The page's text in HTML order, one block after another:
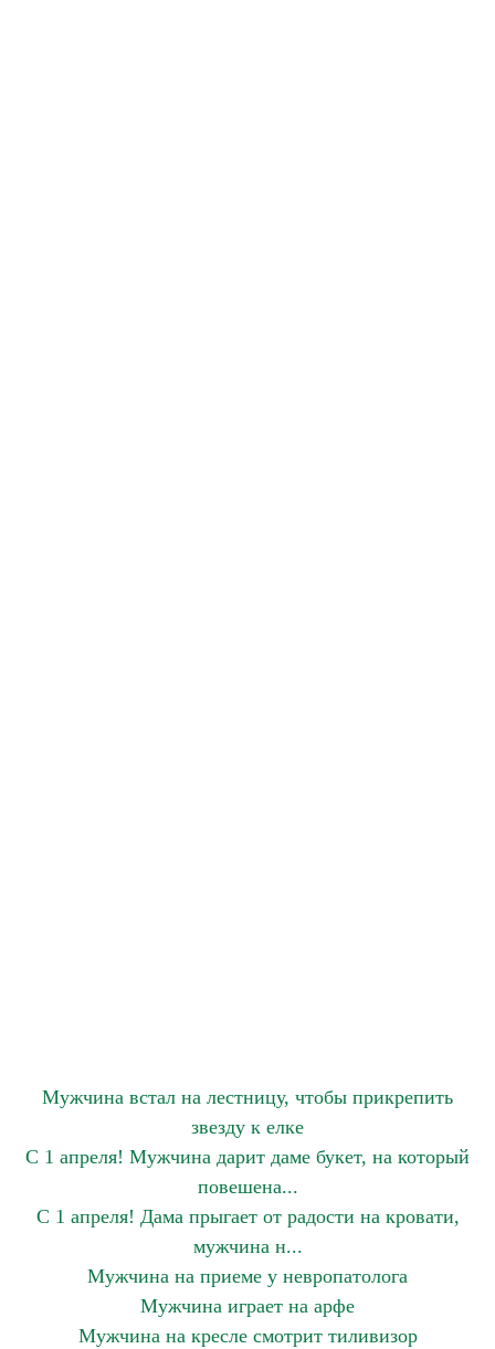
Мужчина встал на лестницу, чтобы прикрепить
звезду к елке
С 1 апреля! Мужчина дарит даме букет, на который
повешена...
С 1 апреля! Дама прыгает от радости на кровати,
мужчина н...
Мужчина на приеме у невропатолога
Мужчина играет на арфе
Мужчина на кресле смотрит тиливизор